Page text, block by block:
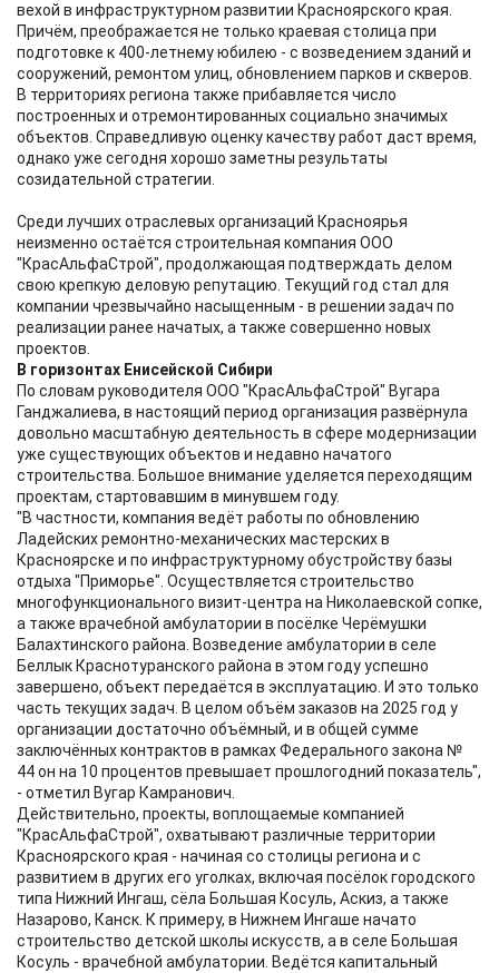
вехой в инфраструктурном развитии Красноярского края.
Причём, преображается не только краевая столица при
подготовке к 400-летнему юбилею - с возведением зданий и
сооружений, ремонтом улиц, обновлением парков и скверов.
В территориях региона также прибавляется число
построенных и отремонтированных социально значимых
объектов. Справедливую оценку качеству работ даст время,
однако уже сегодня хорошо заметны результаты
созидательной стратегии.
Среди лучших отраслевых организаций Красноярья
неизменно остаётся строительная компания ООО
"КрасАльфаСтрой", продолжающая подтверждать делом
свою крепкую деловую репутацию. Текущий год стал для
компании чрезвычайно насыщенным - в решении задач по
реализации ранее начатых, а также совершенно новых
проектов.
В горизонтах Енисейской Сибири
По словам руководителя ООО "КрасАльфаСтрой" Вугара
Ганджалиева, в настоящий период организация развёрнула
довольно масштабную деятельность в сфере модернизации
уже существующих объектов и недавно начатого
строительства. Большое внимание уделяется переходящим
проектам, стартовавшим в минувшем году.
"В частности, компания ведёт работы по обновлению
Ладейских ремонтно-механических мастерских в
Красноярске и по инфраструктурному обустройству базы
отдыха "Приморье". Осуществляется строительство
многофункционального визит-центра на Николаевской сопке,
а также врачебной амбулатории в посёлке Черёмушки
Балахтинского района. Возведение амбулатории в селе
Беллык Краснотуранского района в этом году успешно
завершено, объект передаётся в эксплуатацию. И это только
часть текущих задач. В целом объём заказов на 2025 год у
организации достаточно объёмный, и в общей сумме
заключённых контрактов в рамках Федерального закона №
44 он на 10 процентов превышает прошлогодний показатель",
- отметил Вугар Камранович.
Действительно, проекты, воплощаемые компанией
"КрасАльфаСтрой", охватывают различные территории
Красноярского края - начиная со столицы региона и с
развитием в других его уголках, включая посёлок городского
типа Нижний Ингаш, сёла Большая Косуль, Аскиз, а также
Назарово, Канск. К примеру, в Нижнем Ингаше начато
строительство детской школы искусств, а в селе Большая
Косуль - врачебной амбулатории. Ведётся капитальный